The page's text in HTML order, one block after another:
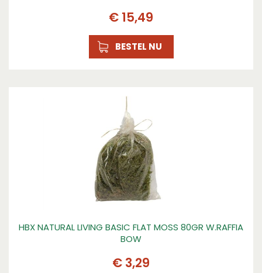
€ 15,49
BESTEL NU
HBX NATURAL LIVING BASIC FLAT MOSS 80GR W.RAFFIA
BOW
€ 3,29